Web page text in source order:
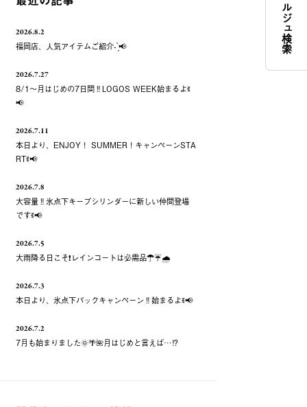
2026.8.2
福岡店、人気アイテムご紹介- ̗̀📢
2026.7.27
8/1～月はじめの7日間‼️LOGOS WEEK始まるよꉂ
📢
2026.7.11
本日より、ENJOY！ SUMMER！キャンペーンSTA
RTꉂ📢
2026.7.8
大容量‼️氷点下キープシリンダーに新しい仲間登場
ですꉂ📢
2026.7.5
大雨降る日こそ❗️レインコートは必需品☂️☔️🌧
2026.7.3
本日より、氷点下パックキャンペーン‼️始まるよꉂ📢
2026.7.2
7月も始まりました🌞🌴🌺月はじめと言えば…⁉️